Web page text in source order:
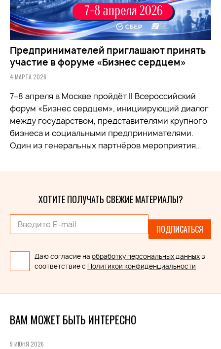
Предпринимателей приглашают принять
участие в форуме «Бизнес сердцем»
4 МАРТА 2026
7–8 апреля в Москве пройдёт II Всероссийский
форум «Бизнес сердцем», инициирующий диалог
между государством, представителями крупного
бизнеса и социальными предпринимателями.
Один из генеральных партнёров мероприятия…
ХОТИТЕ ПОЛУЧАТЬ СВЕЖИЕ МАТЕРИАЛЫ?
ПОДПИСАТЬСЯ
Даю согласие на обработку персональных данных в
соответствие с Политикой конфиденциальности
ВАМ МОЖЕТ БЫТЬ ИНТЕРЕСНО
9 ИЮНЯ 2026